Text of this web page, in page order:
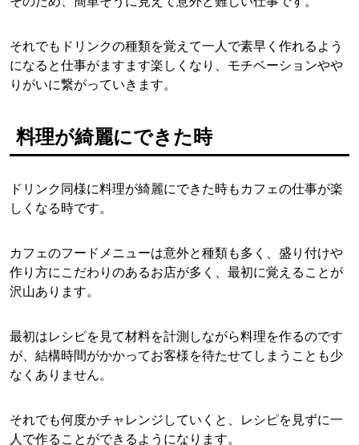
それでもドリンクの種類を覚えて一人で素早く作れるよう
になると仕事がますます楽しくなり、モチベーションやや
りがいに繋がっていきます。
料理が綺麗にできた時
ドリンク同様に料理が綺麗にできた時もカフェの仕事が楽
しくなる時です。
カフェのフードメニューは意外と種類も多く、盛り付けや
作り方にこだわりのあるお店が多く、最初に覚えることが
沢山あります。
最初はレシピを見て材料を計測しながら料理を作るのです
が、結構時間がかかってお客様を待たせてしまうことも少
なくありません。
それでも何度かチャレンジしていくと、レシピを見ずに一
人で作ることができるようになります。